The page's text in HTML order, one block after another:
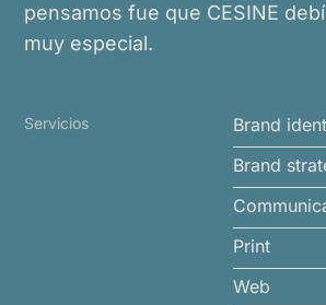
pensamos fue que CESINE
muy especial.
Servicios
Brand
Brand
Print
Web